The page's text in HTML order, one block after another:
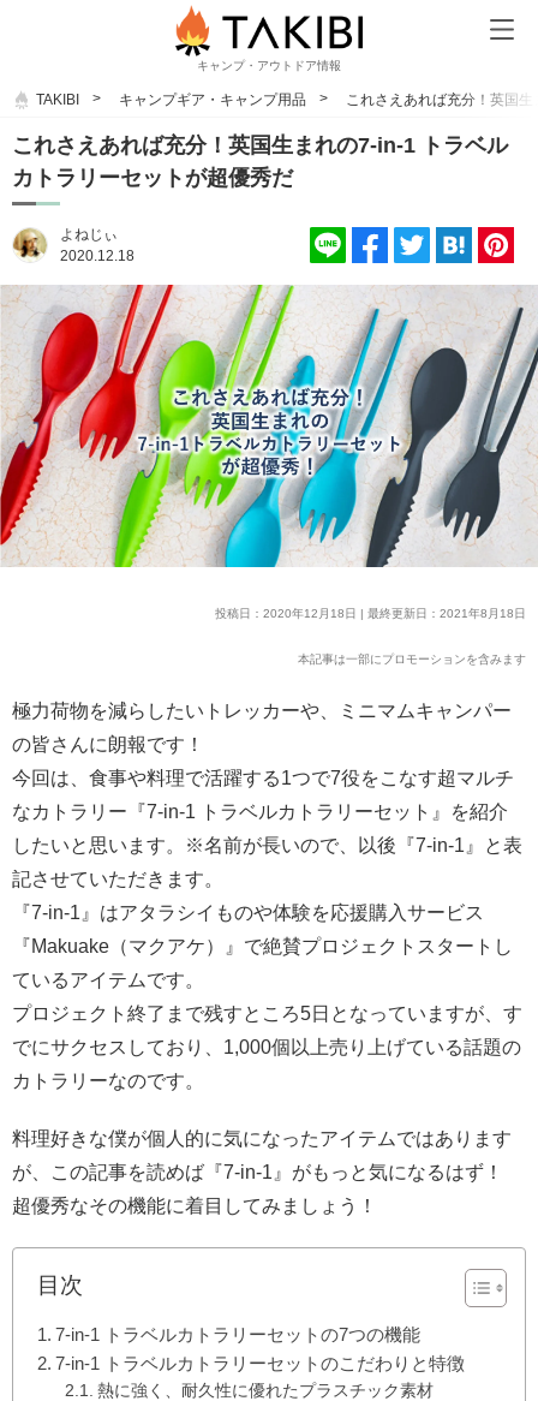
キャンプ・アウトドア情報
TAKIBI キャンプギア・キャンプ用品 これさえあれば充分！英国
これさえあれば充分！英国生まれの7-in-1 トラベル
カトラリーセットが超優秀だ
よねじぃ
2020.12.18
投稿日：2020年12月18日 | 最終更新日：2021年8月18日
本記事は一部にプロモーションを含みます
極力荷物を減らしたいトレッカーや、ミニマムキャンパー
の皆さんに朗報です！
今回は、食事や料理で活躍する1つで7役をこなす超マルチ
なカトラリー『7-in-1 トラベルカトラリーセット』を紹介
したいと思います。※名前が長いので、以後『7-in-1』と表
記させていただきます。
『7-in-1』はアタラシイものや体験を応援購入サービス
『Makuake（マクアケ）』で絶賛プロジェクトスタートし
ているアイテムです。
プロジェクト終了まで残すところ5日となっていますが、す
でにサクセスしており、1,000個以上売り上げている話題の
カトラリーなのです。
料理好きな僕が個人的に気になったアイテムではあります
が、この記事を読めば『7-in-1』がもっと気になるはず！
超優秀なその機能に着目してみましょう！
目次
7-in-1 トラベルカトラリーセットの7つの機能
7-in-1 トラベルカトラリーセットのこだわりと特徴
熱に強く、耐久性に優れたプラスチック素材